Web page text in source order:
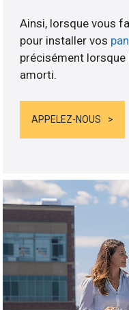
Ainsi, lorsque vous
pour installer vos
précisément lorsque
amorti.
APPELEZ-NOUS